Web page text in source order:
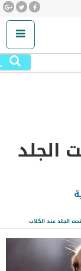
الجلد
الجلد عند الكلاب